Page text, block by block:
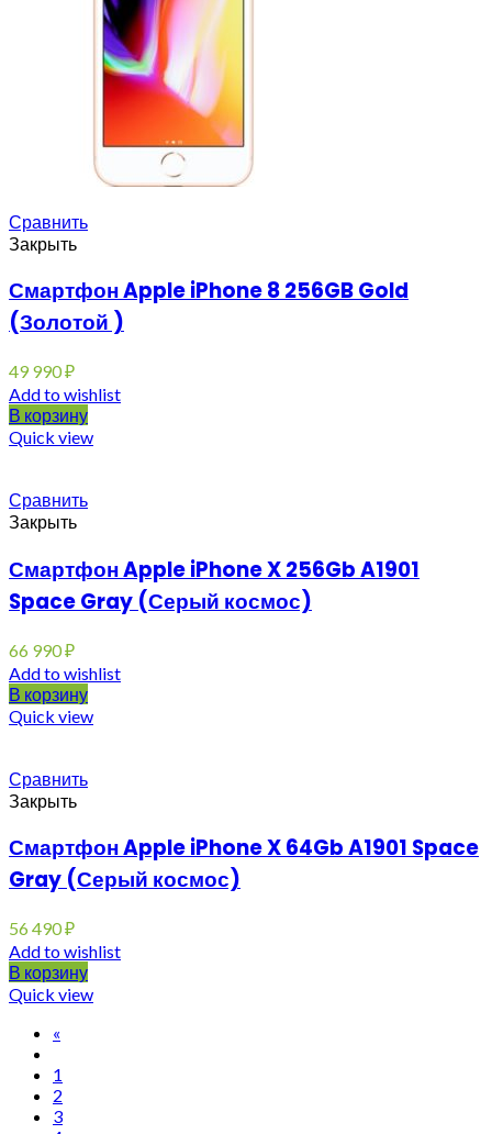
Сравнить
Закрыть
Смартфон Apple iPhone 8 256GB Gold
(Золотой )
49 990₽
Add to wishlist
В корзину
Quick view
Сравнить
Закрыть
Смартфон Apple iPhone X 256Gb A1901
Space Gray (Серый космос)
66 990₽
Add to wishlist
В корзину
Quick view
Сравнить
Закрыть
Смартфон Apple iPhone X 64Gb A1901 Space
Gray (Серый космос)
56 490₽
Add to wishlist
В корзину
Quick view
«
1
2
3